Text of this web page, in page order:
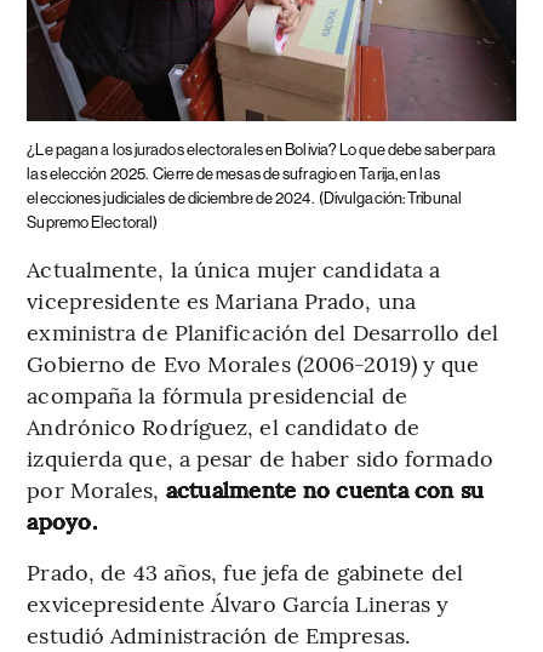
¿Le pagan a los jurados electorales en Bolivia? Lo que debe saber para
las elección 2025. Cierre de mesas de sufragio en Tarija, en las
elecciones judiciales de diciembre de 2024. (Divulgación: Tribunal
Supremo Electoral)
Actualmente, la única mujer candidata a
vicepresidente es Mariana Prado, una
exministra de Planificación del Desarrollo del
Gobierno de Evo Morales (2006-2019) y que
acompaña la fórmula presidencial de
Andrónico Rodríguez, el candidato de
izquierda que, a pesar de haber sido formado
por Morales, actualmente no cuenta con su
apoyo.
Prado, de 43 años, fue jefa de gabinete del
exvicepresidente Álvaro García Lineras y
estudió Administración de Empresas.